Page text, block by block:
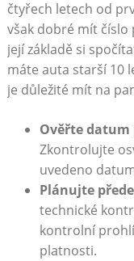
čtyřech letech od
však dobré mít číslo
její základě si
máte auta starší 10
je důležité mít na
Ověřte
Zkontrolujte
uvedeno
Plánujte
technické
kontrolní
platnosti.